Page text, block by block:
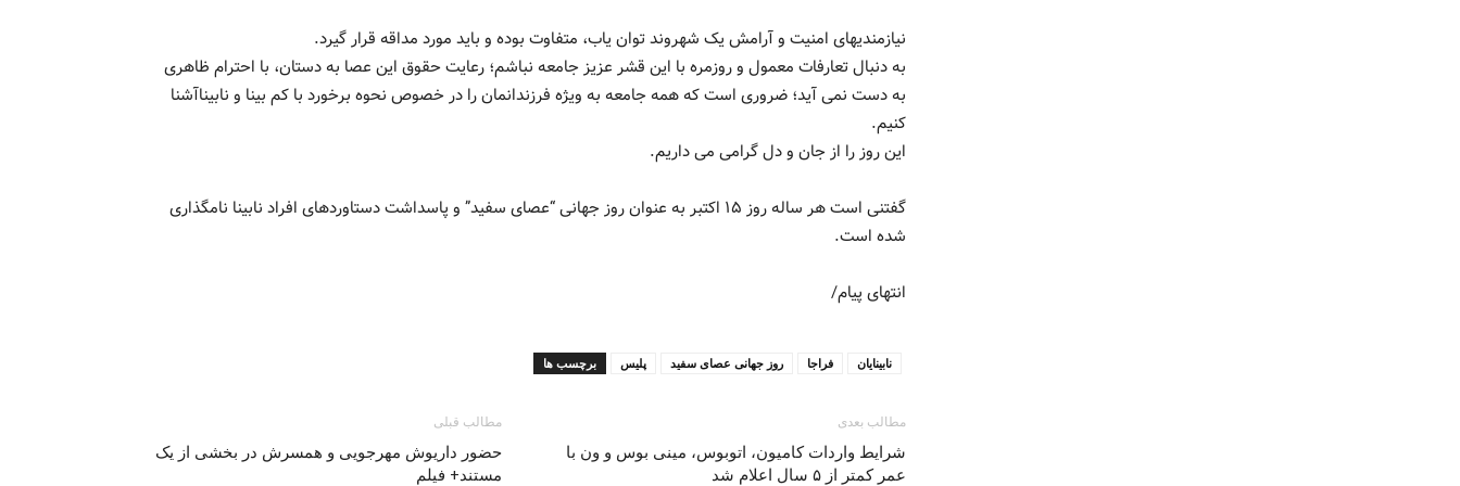
نیازمندیهای امنیت و آرامش یک شهروند توان یاب، متفاوت بوده و باید مورد مداقه قرار گیرد.
به دنبال تعارفات معمول و روزمره با این قشر عزیز جامعه نباشم؛ رعایت حقوق این عصا به دستان، با احترام ظاهری
به دست نمی آید؛ ضروری است که همه جامعه به ویژه فرزندانمان را در خصوص نحوه برخورد با کم بینا و نابیناآشنا
کنیم.
این روز را از جان و دل گرامی می داریم.
گفتنی است هر ساله روز ۱۵ اکتبر به عنوان روز جهانی “عصای سفید” و پاسداشت دستاوردهای افراد نابینا نامگذاری
شده است.
انتهای پیام/
برچسب ها پلیس روز جهانی عصای سفید فراجا نابینایان
مطالب قبلی
حضور داریوش مهرجویی و همسرش در بخشی از یک
مستند+ فیلم
مطالب بعدی
شرایط واردات کامیون، اتوبوس، مینی بوس و ون با
عمر کمتر از ۵ سال اعلام شد